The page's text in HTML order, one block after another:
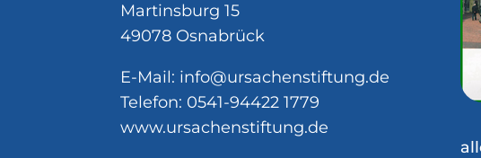
Martinsburg 15
49078 Osnabrück
E-Mail: info@ursachenstiftung.de
Telefon: 0541-94422 1779
www.ursachenstiftung.de